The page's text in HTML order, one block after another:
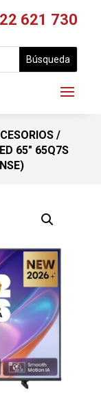
621 730
/
65″ 65Q7S